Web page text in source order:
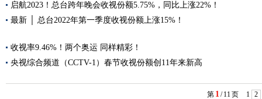
启航2023！总台跨年晚会收视份额5.75%，同比上涨22%！
最新 │ 总台2022年第一季度收视份额上涨15%！
收视率9.46%！两个奥运 同样精彩！
央视综合频道（CCTV-1）春节收视份额创11年来新高
第 1 / 11页 1 2